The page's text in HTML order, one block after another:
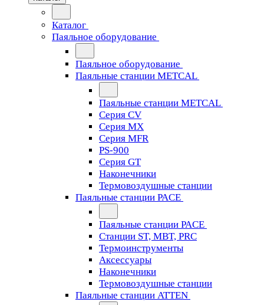
Каталог
Паяльное оборудование
Паяльное оборудование
Паяльные станции METCAL
Паяльные станции METCAL
Серия CV
Серия MX
Серия MFR
PS-900
Серия GT
Наконечники
Термовоздушные станции
Паяльные станции PACE
Паяльные станции PACE
Станции ST, MBT, PRC
Термоинструменты
Аксессуары
Наконечники
Термовоздушные станции
Паяльные станции ATTEN